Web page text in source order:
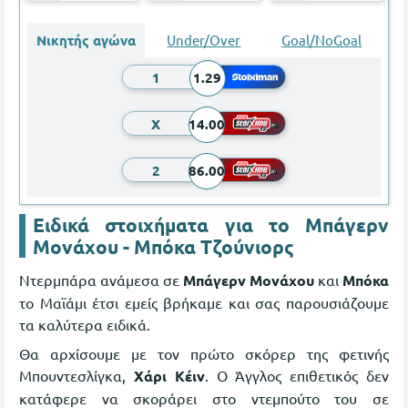
Νικητής αγώνα Under/Over Goal/NoGoal
1 1.29
X 14.00
2 86.00
Ειδικά στοιχήματα για το Μπάγερν
Μονάχου - Μπόκα Τζούνιορς
Ντερμπάρα ανάμεσα σε Μπάγερν Μονάχου και Μπόκα
το Μαϊάμι έτσι εμείς βρήκαμε και σας παρουσιάζουμε
τα καλύτερα ειδικά.
Θα αρχίσουμε με τον πρώτο σκόρερ της φετινής
Μπουντεσλίγκα, Χάρι Κέιν. Ο Άγγλος επιθετικός δεν
κατάφερε να σκοράρει στο ντεμπούτο του σε